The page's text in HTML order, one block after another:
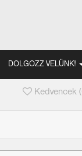
DOLGOZZ VELÜNK!
Kedvencek (